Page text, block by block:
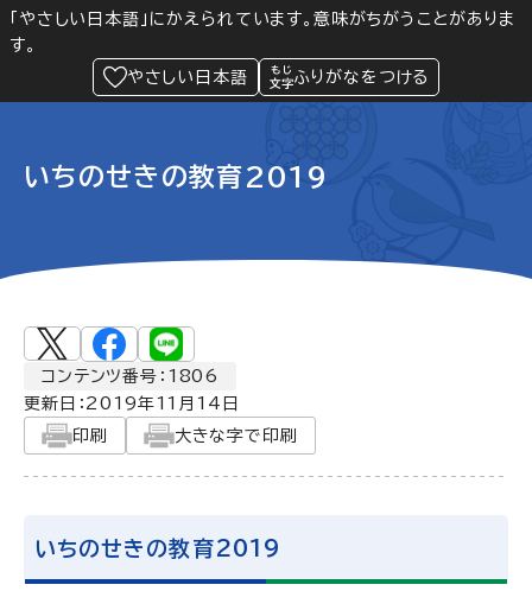
「やさしい日本語」にかえられています。意味がちがうことがありま
す。
やさしい日本語
ふりがなをつける
Language 閲覧支援
緊急情報
いちのせきの教育2019
コンテンツ番号：1806
更新日： 2019年11月14日
印刷
大きな字で印刷
いちのせきの教育2019